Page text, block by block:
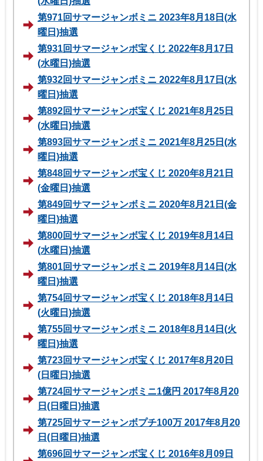
第971回サマージャンボミニ 2023年8月18日(水
曜日)抽選
第931回サマージャンボ宝くじ 2022年8月17日
(水曜日)抽選
第932回サマージャンボミニ 2022年8月17日(水
曜日)抽選
第892回サマージャンボ宝くじ 2021年8月25日
(水曜日)抽選
第893回サマージャンボミニ 2021年8月25日(水
曜日)抽選
第848回サマージャンボ宝くじ 2020年8月21日
(金曜日)抽選
第849回サマージャンボミニ 2020年8月21日(金
曜日)抽選
第800回サマージャンボ宝くじ 2019年8月14日
(水曜日)抽選
第801回サマージャンボミニ 2019年8月14日(水
曜日)抽選
第754回サマージャンボ宝くじ 2018年8月14日
(火曜日)抽選
第755回サマージャンボミニ 2018年8月14日(火
曜日)抽選
第723回サマージャンボ宝くじ 2017年8月20日
(日曜日)抽選
第724回サマージャンボミニ1億円 2017年8月20
日(日曜日)抽選
第725回サマージャンボプチ100万 2017年8月20
日(日曜日)抽選
第696回サマージャンボ宝くじ 2016年8月09日